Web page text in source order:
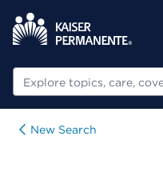
Buscar
New Search